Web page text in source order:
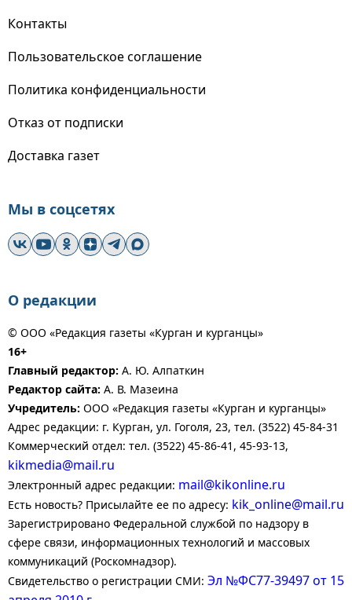
Контакты
Пользовательское соглашение
Политика конфиденциальности
Отказ от подписки
Доставка газет
Мы в соцсетях
О редакции
© ООО «Редакция газеты «Курган и курганцы»
16+
Главный редактор: А. Ю. Алпаткин
Редактор сайта: А. В. Мазеина
Учредитель: ООО «Редакция газеты «Курган и курганцы»
Адрес редакции: г. Курган, ул. Гоголя, 23, тел. (3522) 45-84-31
Коммерческий отдел: тел. (3522) 45-86-41, 45-93-13,
kikmedia@mail.ru
Электронный адрес редакции: mail@kikonline.ru
Есть новость? Присылайте ее по адресу: kik_online@mail.ru
Зарегистрировано Федеральной службой по надзору в
сфере связи, информационных технологий и массовых
коммуникаций (Роскомнадзор).
Свидетельство о регистрации СМИ: Эл №ФС77-39497 от 15